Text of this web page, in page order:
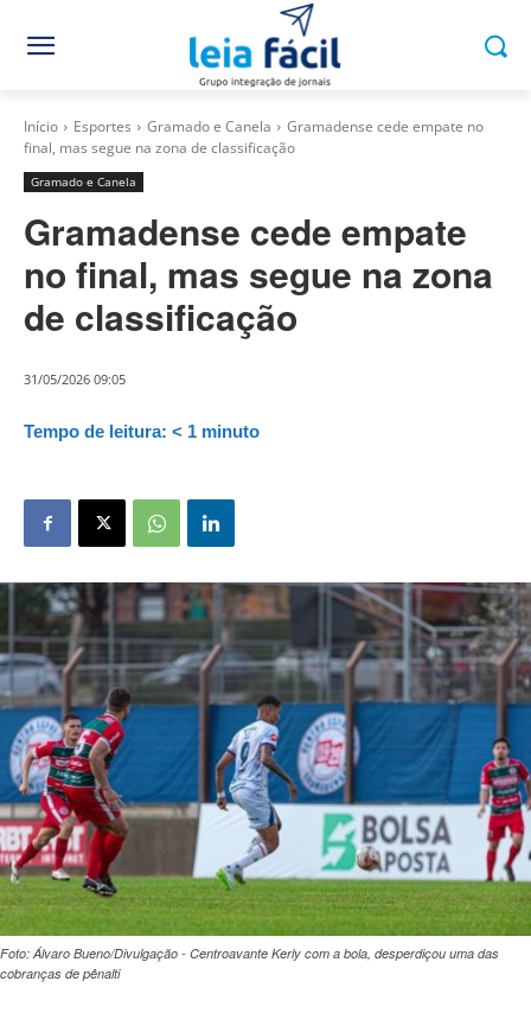
Início Esportes Gramado e Canela
Gramadense cede empate no
final, mas segue na zona de classificação
Gramado e Canela
Gramadense cede empate
no final, mas segue na zona
de classificação
31/05/2026 09:05
Tempo de leitura: < 1 minuto
Foto: Álvaro Bueno/Divulgação - Centroavante Kerly com a bola, desperdiçou uma das
cobranças de pênalti